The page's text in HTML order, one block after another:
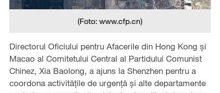
(Foto: www.cfp.cn)
Directorul Oficiului pentru Afacerile din Hong Kong și
Macao al Comitetului Central al Partidului Comunist
Chinez, Xia Baolong, a ajuns la Shenzhen pentru a
coordona activitățile de urgență și alte departamente